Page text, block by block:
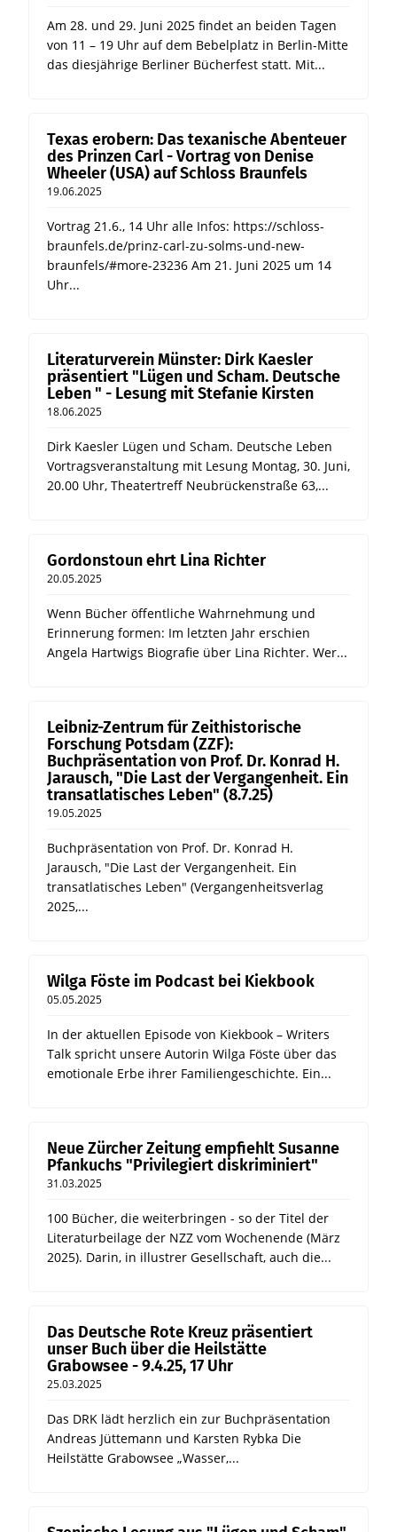
Am 28. und 29. Juni 2025 findet an beiden Tagen
von 11 – 19 Uhr auf dem Bebelplatz in Berlin-Mitte
das diesjährige Berliner Bücherfest statt. Mit...
Texas erobern: Das texanische Abenteuer
des Prinzen Carl - Vortrag von Denise
Wheeler (USA) auf Schloss Braunfels
19.06.2025
Vortrag 21.6., 14 Uhr alle Infos: https://schloss-
braunfels.de/prinz-carl-zu-solms-und-new-
braunfels/#more-23236 Am 21. Juni 2025 um 14
Uhr...
Literaturverein Münster: Dirk Kaesler
präsentiert "Lügen und Scham. Deutsche
Leben " - Lesung mit Stefanie Kirsten
18.06.2025
Dirk Kaesler Lügen und Scham. Deutsche Leben
Vortragsveranstaltung mit Lesung Montag, 30. Juni,
20.00 Uhr, Theatertreff Neubrückenstraße 63,...
Gordonstoun ehrt Lina Richter
20.05.2025
Wenn Bücher öffentliche Wahrnehmung und
Erinnerung formen: Im letzten Jahr erschien
Angela Hartwigs Biografie über Lina Richter. Wer...
Leibniz-Zentrum für Zeithistorische
Forschung Potsdam (ZZF):
Buchpräsentation von Prof. Dr. Konrad H.
Jarausch, "Die Last der Vergangenheit. Ein
transatlatisches Leben" (8.7.25)
19.05.2025
Buchpräsentation von Prof. Dr. Konrad H.
Jarausch, "Die Last der Vergangenheit. Ein
transatlatisches Leben" (Vergangenheitsverlag
2025,...
Wilga Föste im Podcast bei Kiekbook
05.05.2025
In der aktuellen Episode von Kiekbook – Writers
Talk spricht unsere Autorin Wilga Föste über das
emotionale Erbe ihrer Familiengeschichte. Ein...
Neue Zürcher Zeitung empfiehlt Susanne
Pfankuchs "Privilegiert diskriminiert"
31.03.2025
100 Bücher, die weiterbringen - so der Titel der
Literaturbeilage der NZZ vom Wochenende (März
2025). Darin, in illustrer Gesellschaft, auch die...
Das Deutsche Rote Kreuz präsentiert
unser Buch über die Heilstätte
Grabowsee - 9.4.25, 17 Uhr
25.03.2025
Das DRK lädt herzlich ein zur Buchpräsentation
Andreas Jüttemann und Karsten Rybka Die
Heilstätte Grabowsee „Wasser,...